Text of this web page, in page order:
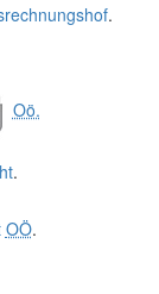
.
Oö.
.
OÖ.